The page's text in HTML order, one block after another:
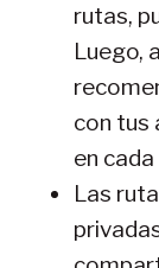
rutas,
Luego,
con tus
en
Las